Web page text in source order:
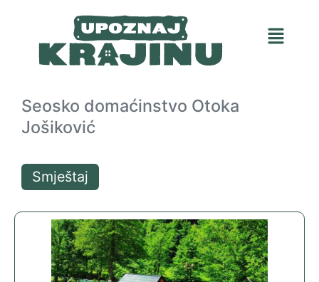
Seosko domaćinstvo Otoka
Jošiković
Smještaj